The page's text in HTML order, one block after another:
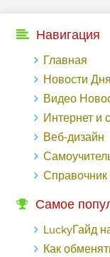
Навигация
Главная
Новости Дня
Видео
Интернет и
Веб-дизайн
Справочник
Самое
LuckyГайд на
Как обменять